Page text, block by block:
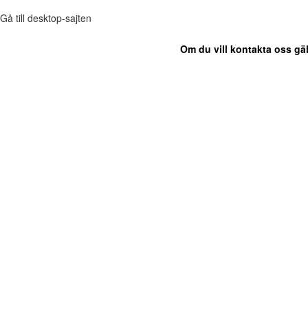
Gå till desktop-sajten
Om du vill kontakta oss